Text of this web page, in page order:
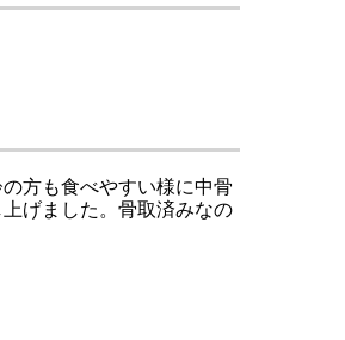
方も食べやすい様に中骨
げました。骨取済みなの